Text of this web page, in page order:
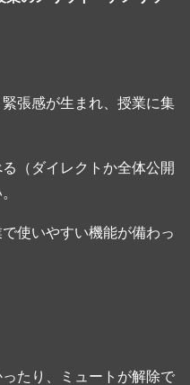
張感が生まれ、授業に集
（ダイレクトか全体公開
使いやすい機能が備わっ
たり、ミュートが解除で